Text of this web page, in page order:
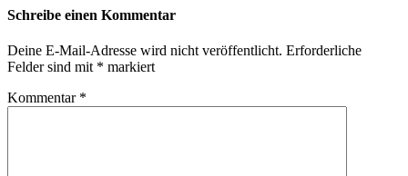
Schreibe einen Kommentar
Deine E-Mail-Adresse wird nicht veröffentlicht. Erforderliche
Felder sind mit * markiert
Kommentar *